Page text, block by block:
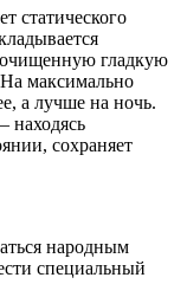
статического
гладкую
максимально
а лучше на ночь.
находясь
сохраняет
народным
специальный